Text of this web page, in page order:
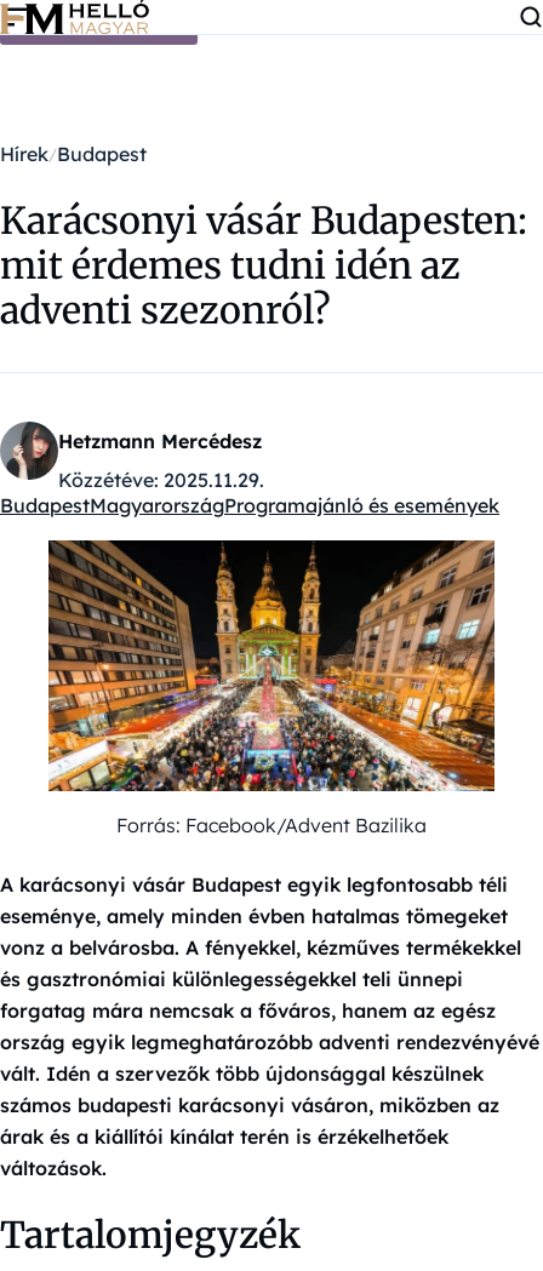
Ugrás a tartalomra
Hírek Budapest
Karácsonyi vásár Budapesten:
mit érdemes tudni idén az
adventi szezonról?
Hetzmann Mercédesz
Közzétéve: 2025.11.29.
Kategóriák:
BudapestMagyarországProgramajánló és események
Forrás: Facebook/Advent Bazilika
A karácsonyi vásár Budapest egyik legfontosabb téli
eseménye, amely minden évben hatalmas tömegeket
vonz a belvárosba. A fényekkel, kézműves termékekkel
és gasztronómiai különlegességekkel teli ünnepi
forgatag mára nemcsak a főváros, hanem az egész
ország egyik legmeghatározóbb adventi rendezvényévé
vált. Idén a szervezők több újdonsággal készülnek
számos budapesti karácsonyi vásáron, miközben az
árak és a kiállítói kínálat terén is érzékelhetőek
változások.
Tartalomjegyzék